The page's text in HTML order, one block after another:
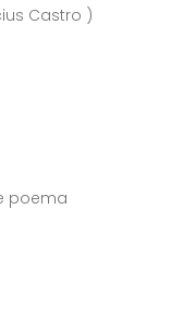
Castro )
poema